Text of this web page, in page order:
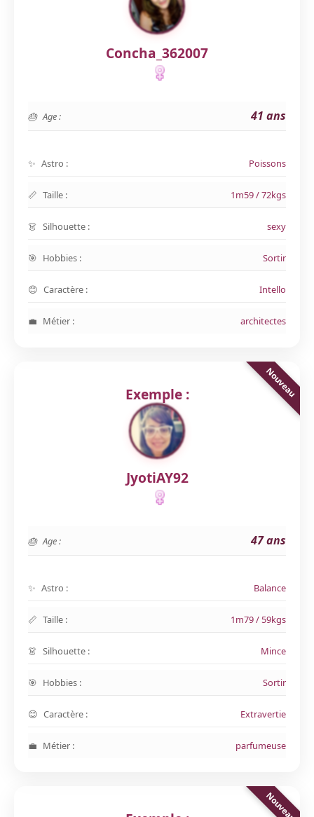
Concha_362007
Age : 41 ans
Astro : Poissons
Taille : 1m59 / 72kgs
Silhouette : sexy
Hobbies : Sortir
Caractère : Intello
Métier : architectes
Exemple :
JyotiAY92
Age : 47 ans
Astro : Balance
Taille : 1m79 / 59kgs
Silhouette : Mince
Hobbies : Sortir
Caractère : Extravertie
Métier : parfumeuse